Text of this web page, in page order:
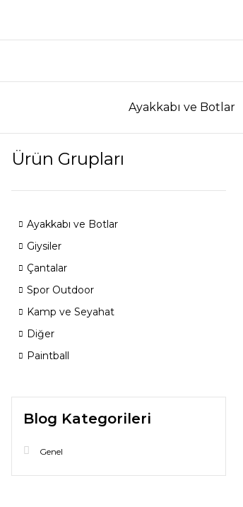
Ayakkabı ve Botlar
Ürün Grupları
Ayakkabı ve Botlar
Giysiler
Çantalar
Spor Outdoor
Kamp ve Seyahat
Diğer
Paintball
Blog Kategorileri
Genel